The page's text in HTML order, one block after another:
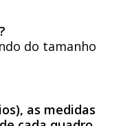
do tamanho
as medidas